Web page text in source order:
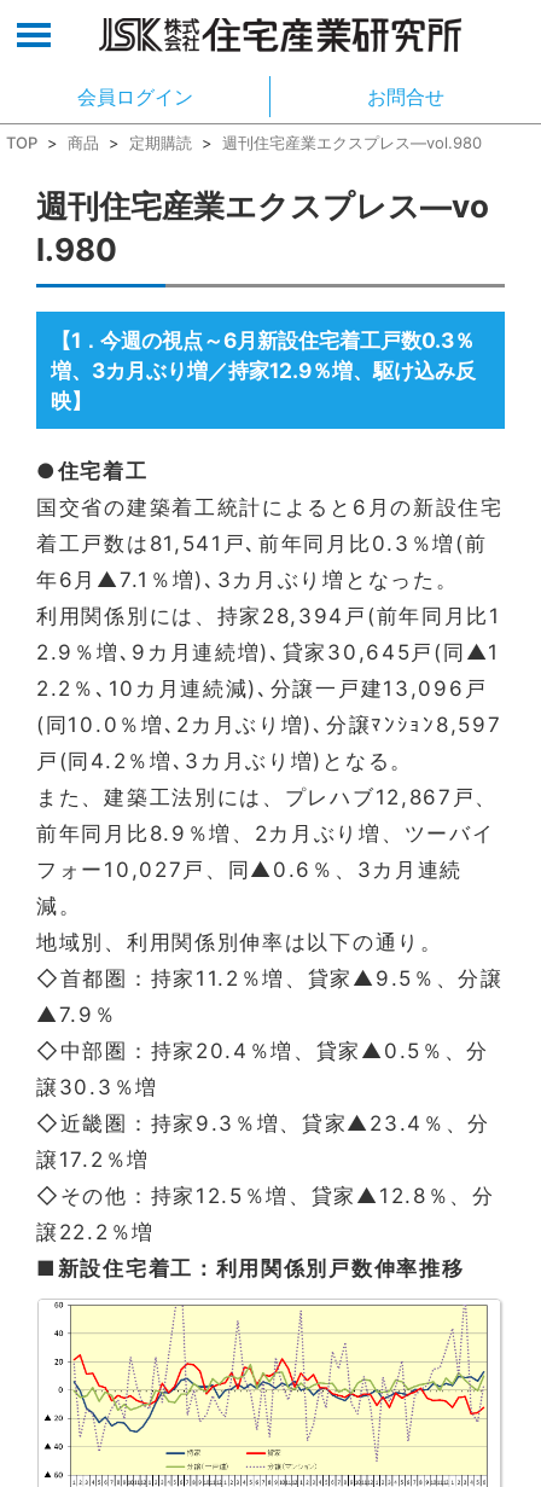
会員ログイン お問合せ
TOP > 商品 > 定期購読 > 週刊住宅産業エクスプレス―vol.980
週刊住宅産業エクスプレス―vo
l.980
【1 ． 今週の視点～6月新設住宅着工戸数0.3％
増、3カ月ぶり増／持家12.9％増、駆け込み反
映】
●住宅着工
国交省の建築着工統計によると6月の新設住宅
着工戸数は81,541戸､前年同月比0.3％増(前
年6月▲7.1％増)､3カ月ぶり増となった。
利用関係別には、持家28,394戸(前年同月比1
2.9％増､9カ月連続増)､貸家30,645戸(同▲1
2.2％､10カ月連続減)､分譲一戸建13,096戸
(同10.0％増､2カ月ぶり増)､分譲ﾏﾝｼｮﾝ8,597
戸(同4.2％増､3カ月ぶり増)となる。
また、建築工法別には、プレハブ12,867戸、
前年同月比8.9％増、2カ月ぶり増、ツーバイ
フォー10,027戸、同▲0.6％、3カ月連続
減。
地域別、利用関係別伸率は以下の通り。
◇首都圏：持家11.2％増、貸家▲9.5％、分譲
▲7.9％
◇中部圏：持家20.4％増、貸家▲0.5％、分
譲30.3％増
◇近畿圏：持家9.3％増、貸家▲23.4％、分
譲17.2％増
◇その他：持家12.5％増、貸家▲12.8％、分
譲22.2％増
■新設住宅着工：利用関係別戸数伸率推移